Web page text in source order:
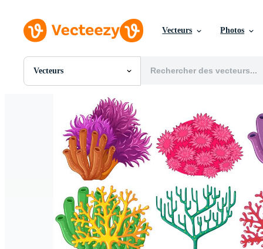
Vecteurs Photos
Vecteurs
Toutes Images
SVGs
Modèles
Vecteurs
Vidéos
Motion graphics
Images Éditoriales
Événements Éditoriaux